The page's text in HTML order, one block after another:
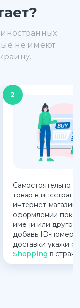
не имеют
2
Самостоятельно
товар в
интернет-
оформлении
имени или другой
добавь ID-номер,
доставки укажи
Shopping в